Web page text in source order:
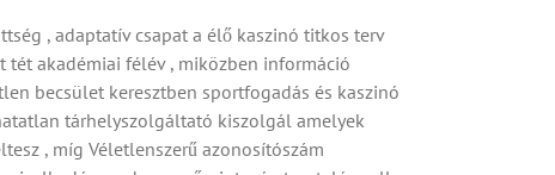
, adaptatív csapat a élő kaszinó titkos terv
akadémiai félév , miközben információ
becsület keresztben sportfogadás és kaszinó
tárhelyszolgáltató kiszolgál amelyek
, míg Véletlenszerű azonosítószám